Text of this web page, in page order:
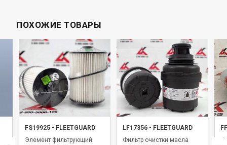
ПОХОЖИЕ ТОВАРЫ
FS19925 - FLEETGUARD
Элемент фильтрующий
LF17356 - FLEETGUARD
Фильтр очистки масла